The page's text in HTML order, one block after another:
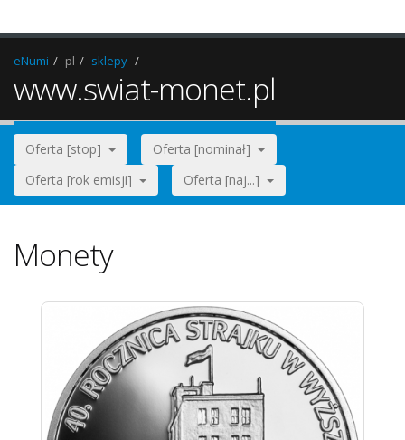
eNumi pl sklepy
www.swiat-monet.pl
Oferta [stop]
Oferta [nominał]
Oferta [rok emisji]
Oferta [naj...]
Monety